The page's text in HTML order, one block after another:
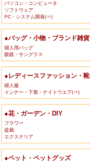
パソコン・コンピュータ
ソフトウェア
PC・システム開発(⇒)
●バッグ・小物・ブランド雑貨
婦人用バッグ
眼鏡・サングラス
●レディースファッション・靴
婦人服
インナー・下着・ナイトウエア(⇒)
●花・ガーデン・DIY
フラワー
盆栽
エクステリア
●ペット・ペットグッズ